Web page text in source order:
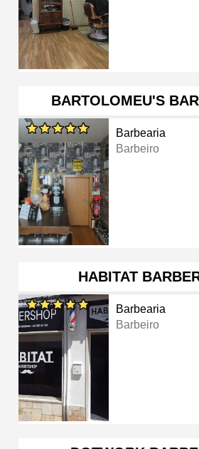
BARTOLOMEU'S
Barbearia
Barbeiro
HABITAT
Barbearia
Barbeiro